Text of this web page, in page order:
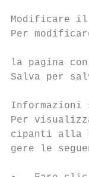
Modificare
Per
la pagina
Salva per
Per
cipanti alla
gere le